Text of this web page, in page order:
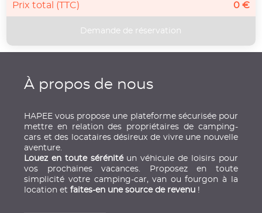
Prix total (TTC) 0 €
À propos de nous
HAPEE vous propose une plateforme sécurisée pour
mettre en relation des propriétaires de camping-
cars et des locataires désireux de vivre une nouvelle
aventure.
Louez en toute sérénitéun véhicule de loisirs pour
vos prochaines vacances. Proposez en toute
simplicité votre camping-car, van ou fourgon à la
location etfaites-en une source de revenu !